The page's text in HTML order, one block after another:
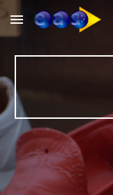
Skip to main content